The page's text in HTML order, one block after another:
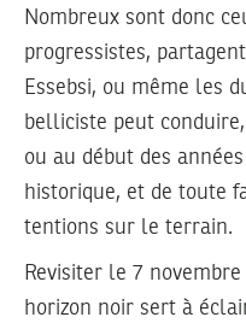
Nombreux sont donc
progressistes,
Essebsi, ou même les
belliciste peut
ou au début des
historique, et de toute
tentions sur le terrain.
Revisiter le 7
horizon noir sert à